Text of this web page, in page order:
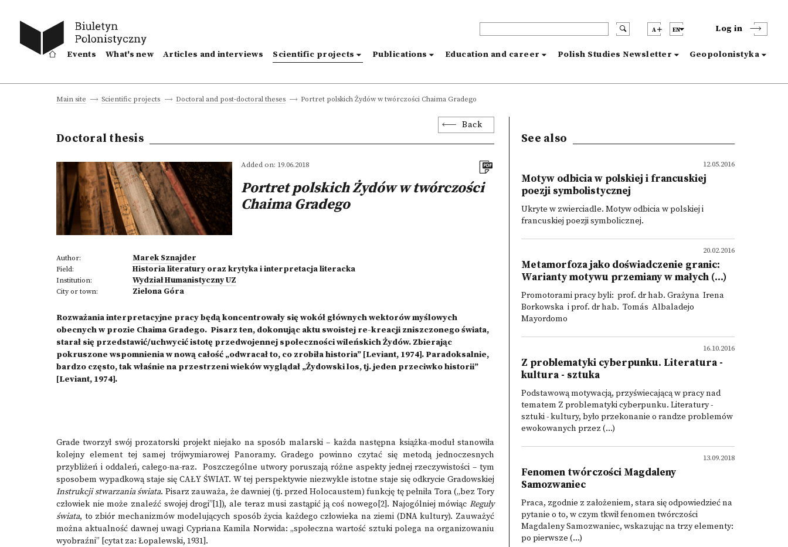
A EN Log in
Events What's new Articles and interviews Scientific projects Publications Education and career Polish Studies Newsletter Geopolonistyka
Main site Scientific projects Doctoral and post-doctoral theses Portret polskich Żydów w twórczości Chaima Gradego
Back
Doctoral thesis
Added on: 19.06.2018
Portret polskich Żydów w twórczości
Chaima Gradego
Author: Marek Sznajder
Field: Historia literatury oraz krytyka i interpretacja literacka
Institution: Wydział Humanistyczny UZ
City or town: Zielona Góra
Rozważania interpretacyjne pracy będą koncentrowały się wokół głównych wektorów myślowych
obecnych w prozie Chaima Gradego. Pisarz ten, dokonując aktu swoistej re-kreacji zniszczonego świata,
starał się przedstawić/uchwycić istotę przedwojennej społeczności wileńskich Żydów. Zbierając
pokruszone wspomnienia w nową całość „odwracał to, co zrobiła historia” [Leviant, 1974]. Paradoksalnie,
bardzo często, tak właśnie na przestrzeni wieków wyglądał „Żydowski los, tj. jeden przeciwko historii”
[Leviant, 1974].
Grade tworzył swój prozatorski projekt niejako na sposób malarski – każda następna książka-moduł stanowiła
kolejny element tej samej trójwymiarowej Panoramy. Gradego powinno czytać się metodą jednoczesnych
przybliżeń i oddaleń, całego-na-raz. Poszczególne utwory poruszają różne aspekty jednej rzeczywistości – tym
sposobem wypadkową staje się CAŁY ŚWIAT. W tej perspektywie niezwykle istotne staje się odkrycie Gradowskiej
Instrukcji stwarzania świata. Pisarz zauważa, że dawniej (tj. przed Holocaustem) funkcję tę pełniła Tora („bez Tory
człowiek nie może znaleźć swojej drogi”[1]), ale teraz musi zastąpić ją coś nowego [2]. Najogólniej mówiącReguły
świata, to zbiór mechanizmów modelujących sposób życia każdego człowieka na ziemi (DNA kultury). Zauważyć
można aktualność dawnej uwagi Cypriana Kamila Norwida: „społeczna wartość sztuki polega na organizowaniu
wyobraźni” [cytat za: Łopalewski, 1931].
See also
12.05.2016
Motyw odbicia w polskiej i francuskiej
poezji symbolistycznej
Ukryte w zwierciadle. Motyw odbicia w polskiej i
francuskiej poezji symbolicznej.
20.02.2016
Metamorfoza jako doświadczenie granic:
Warianty motywu przemiany w małych (...)
Promotorami pracy byli: prof. dr hab. Grażyna Irena
Borkowska i prof. dr hab. Tomás Albaladejo
Mayordomo
16.10.2016
Z problematyki cyberpunku. Literatura -
kultura - sztuka
Podstawową motywacją, przyświecającą w pracy nad
tematem Z problematyki cyberpunku. Literatury -
sztuki - kultury, było przekonanie o randze problemów
ewokowanych przez (...)
13.09.2018
Fenomen twórczości Magdaleny
Samozwaniec
Praca, zgodnie z założeniem, stara się odpowiedzieć na
pytanie o to, w czym tkwił fenomen twórczości
Magdaleny Samozwaniec, wskazując na trzy elementy:
po pierwsze (...)